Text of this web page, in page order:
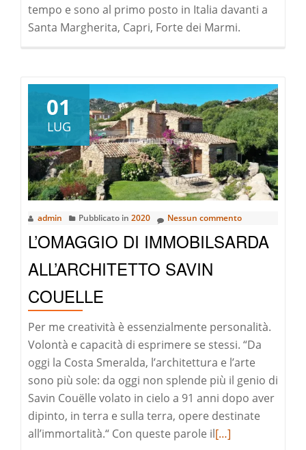
tempo e sono al primo posto in Italia davanti a
Santa Margherita, Capri, Forte dei Marmi.
01
LUG
admin Pubblicato in 2020 Nessun commento
L’OMAGGIO DI IMMOBILSARDA
ALL’ARCHITETTO SAVIN
COUELLE
Per me creatività è essenzialmente personalità.
Volontà e capacità di esprimere se stessi. “Da
oggi la Costa Smeralda, l’architettura e l’arte
sono più sole: da oggi non splende più il genio di
Savin Couëlle volato in cielo a 91 anni dopo aver
dipinto, in terra e sulla terra, opere destinate
all’immortalità.“ Con queste parole ilLeggi
[…]